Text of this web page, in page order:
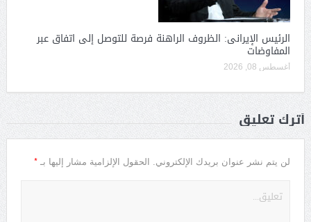
الرئيس الإيرانى: الظروف الراهنة فرصة للتوصل إلى اتفاق عبر
المفاوضات
أغسطس 08, 2026
أترك تعليق
لن يتم نشر عنوان بريدك الإلكتروني. الحقول الإلزامية مشار إليها بـ *